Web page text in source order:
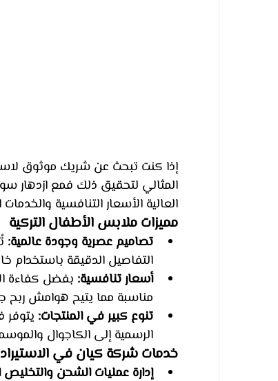
إذا كنت تبحث عن شريك موثوق
المثالي لتحقيق ذلك فمع ازدهار
العالية الأسعار التنافسية
مميزات ملابس الأطفال التركية
تصاميم عصرية وجودة عالمية:
التفاصيل الدقيقة باستخدام
أسعار تنافسية: بفضل كفاءة
مناسبة مما يتيح هوامش ربح
تنوع كبير في المنتجات:
الرسمية إلى الكاجوال
خدمات شركة كيان في
إدارة عمليات الشحن